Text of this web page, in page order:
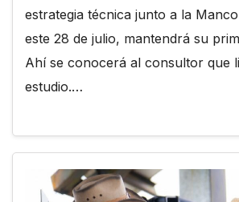
estrategia técnica junto a la
este 28 de julio, mantendrá su
Ahí se conocerá al consultor que
estudio.…